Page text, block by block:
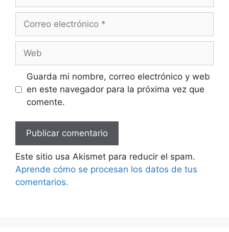
electrónico
Guarda mi nombre, correo electrónico y web
en este navegador para la próxima vez que
comente.
Este sitio usa Akismet para reducir el spam.
Aprende cómo se procesan los datos de tus
comentarios.